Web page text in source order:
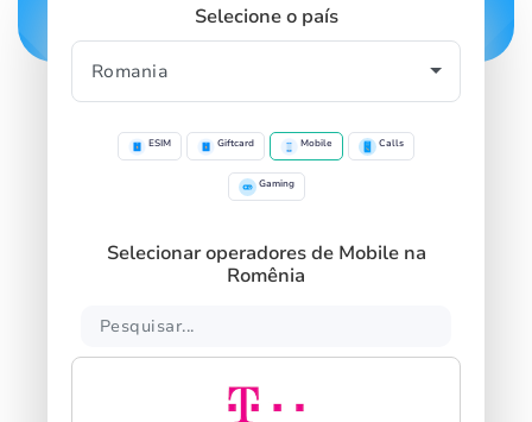
Selecione o país
ESIM Giftcard Mobile Calls
Gaming
Selecionar operadores de Mobile na
Romênia